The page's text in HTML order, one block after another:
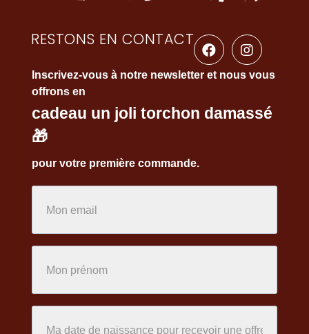
RESTONS EN CONTACT
Inscrivez-vous à notre newsletter et nous vous
offrons en
cadeau un joli torchon damassé
🎁
pour votre première commande.